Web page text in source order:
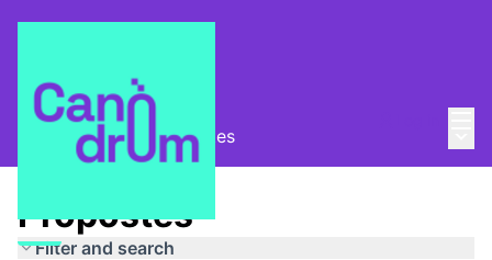
Pla Estratègic Propostes
Propostes
Filter and search